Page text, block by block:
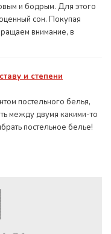
и бодрым. Для этого
сон. Покупая
внимание, в
и степени
постельного белья,
между двумя какими-то
постельное белье!